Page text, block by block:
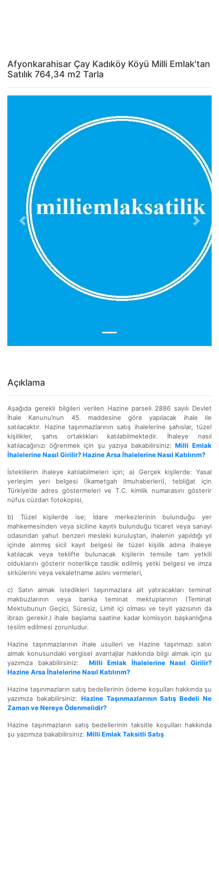
Afyonkarahisar Çay Kadıköy Köyü Milli Emlak'tan
Satılık 764,34 m2 Tarla
Previous Next
Açıklama
Aşağıda gerekli bilgileri verilen Hazine parseli 2886 sayılı Devlet
İhale Kanunu’nun 45. maddesine göre yapılacak ihale ile
satılacaktır. Hazine taşınmazlarının satış ihalelerine şahıslar, tüzel
kişilikler, şahıs ortaklıkları katılabilmektedir. İhaleye nasıl
katılacağınızı öğrenmek için şu yazıya bakabilirsiniz:Milli Emlak
İhalelerine Nasıl Girilir? Hazine Arsa İhalelerine Nasıl Katılırım?
İsteklilerin ihaleye katılabilmeleri için; a) Gerçek kişilerde: Yasal
yerleşim yeri belgesi (İkametgah ilmuhaberleri), tebliğat için
Türkiye’de adres göstermeleri ve T.C. kimlik numarasını gösterir
nüfus cüzdan fotokopisi,
b) Tüzel kişilerde ise; İdare merkezlerinin bulunduğu yer
mahkemesinden veya siciline kayıtlı bulunduğu ticaret veya sanayi
odasından yahut benzeri mesleki kuruluştan, ihalenin yapıldığı yıl
içinde alınmış sicil kayıt belgesi ile tüzel kişilik adına ihaleye
katılacak veya teklifte bulunacak kişilerin temsile tam yetkili
olduklarını gösterir noterlikçe tasdik edilmiş yetki belgesi ve imza
sirkülerini veya vekaletname aslını vermeleri,
c) Satın almak istedikleri taşınmazlara ait yatıracakları teminat
makbuzlarının veya banka teminat mektuplarının (Teminat
Mektubunun Geçici, Süresiz, Limit içi olması ve teyit yazısının da
ibrazı gerekir.) ihale başlama saatine kadar komisyon başkanlığına
teslim edilmesi zorunludur.
Hazine taşınmazlarının ihale usulleri ve Hazine taşınmazı satın
almak konusundaki vergisel avantajlar hakkında bilgi almak için şu
yazımıza bakabilirsiniz: Milli Emlak İhalelerine Nasıl Girilir?
Hazine Arsa İhalelerine Nasıl Katılırım?
Hazine taşınmazların satış bedellerinin ödeme koşulları hakkında şu
yazımıza bakabilirsiniz: Hazine Taşınmazlarının Satış Bedeli Ne
Zaman ve Nereye Ödenmelidir?
Hazine taşınmazların satış bedellerinin taksitle koşulları hakkında
şu yazımıza bakabilirsiniz: Milli Emlak Taksitli Satış